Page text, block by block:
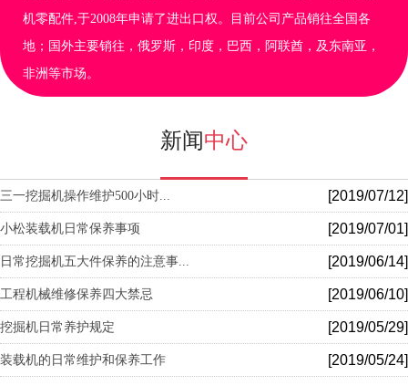
机零配件,于2008年申请了进出口权。目前公司产品销往全国各
地；国外主要销往，俄罗斯，印度，巴西，阿联酋，及东南亚，
非洲等市场。
新闻中心
三一挖掘机操作维护500小时... [2019/07/12]
小松装载机日常保养事项 [2019/07/01]
日常挖掘机五大件保养的注意事... [2019/06/14]
工程机械维修保养四大禁忌 [2019/06/10]
挖掘机日常养护规定 [2019/05/29]
装载机的日常维护和保养工作 [2019/05/24]